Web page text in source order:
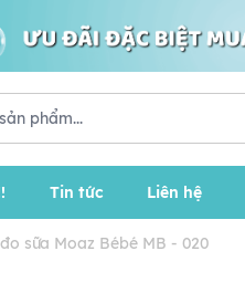
Tin tức Liên hệ
sữa Moaz Bébé MB - 020